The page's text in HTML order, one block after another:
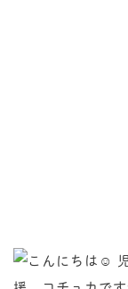
♩ . . . 𖥧 𖥧 𖧧 ˒˒. . 𖡼.𖤣𖥧